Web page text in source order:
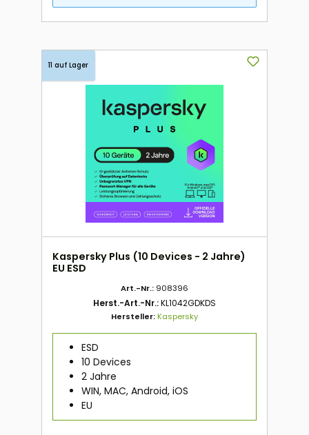
11 auf Lager
Kaspersky Plus (10 Devices - 2 Jahre)
EU ESD
Art.-Nr.: 908396
Herst.-Art.-Nr.:KL1042GDKDS
Hersteller:Kaspersky
ESD
10 Devices
2 Jahre
WIN, MAC, Android, iOS
EU